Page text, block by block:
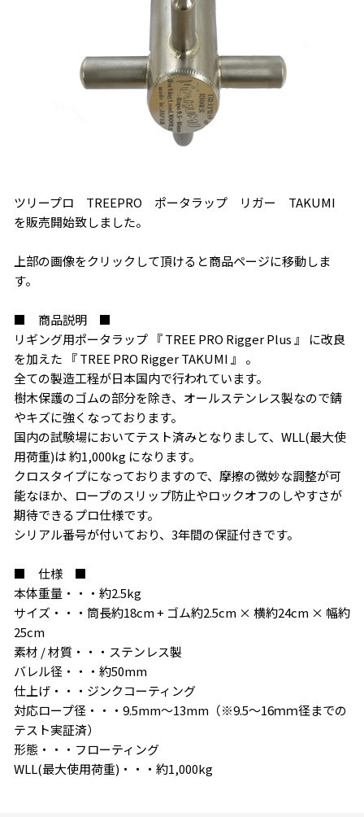
ツリープロ TREEPRO ポータラップ リガー TAKUMI
を販売開始致しました。
上部の画像をクリックして頂けると商品ページに移動しま
す。
■ 商品説明 ■
リギング用ポータラップ 『 TREE PRO Rigger Plus 』 に改良
を加えた 『 TREE PRO Rigger TAKUMI 』 。
全ての製造工程が日本国内で行われています。
樹木保護のゴムの部分を除き、オールステンレス製なので錆
やキズに強くなっております。
国内の試験場においてテスト済みとなりまして、WLL(最大使
用荷重)は 約1,000kg になります。
クロスタイプになっておりますので、摩擦の微妙な調整が可
能なほか、ロープのスリップ防止やロックオフのしやすさが
期待できるプロ仕様です。
シリアル番号が付いており、3年間の保証付きです。
■ 仕様 ■
本体重量・・・約2.5kg
サイズ・・・筒長約18cm + ゴム約2.5cm × 横約24cm × 幅約
25cm
素材 / 材質・・・ステンレス製
バレル径・・・約50mm
仕上げ・・・ジンクコーティング
対応ロープ径・・・9.5mm～13mm（※9.5～16ｍｍ径までの
テスト実証済）
形態・・・フローティング
WLL(最大使用荷重)・・・約1,000kg